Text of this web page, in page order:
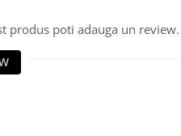
produs poti adauga un review.